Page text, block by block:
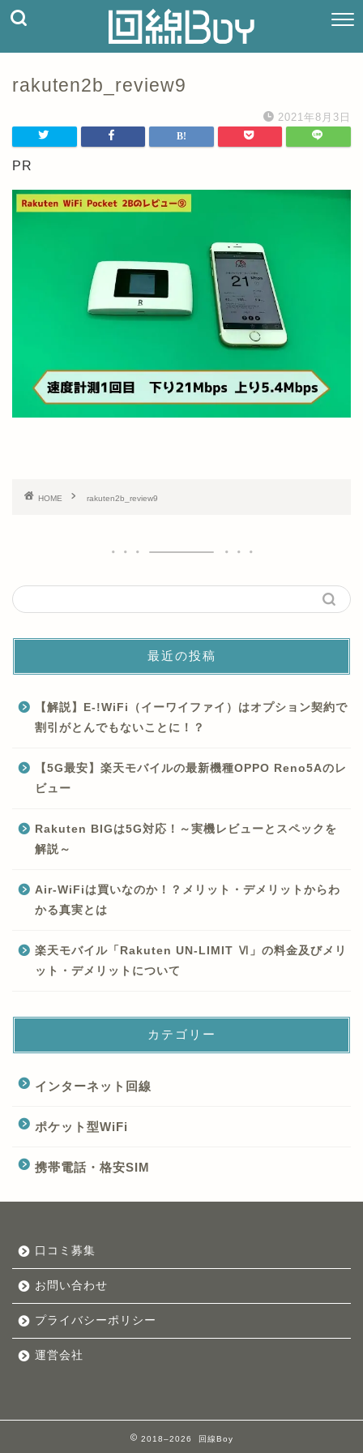
rakuten2b_review9
2021年8月3日
HOME rakuten2b_review9
最近の投稿
【解説】E-!WiFi（イーワイファイ）はオプション契約で
割引がとんでもないことに！？
【5G最安】楽天モバイルの最新機種OPPO Reno5Aのレ
ビュー
Rakuten BIGは5G対応！～実機レビューとスペックを
解説～
Air-WiFiは買いなのか！？メリット・デメリットからわ
かる真実とは
楽天モバイル「Rakuten UN-LIMIT Ⅵ」の料金及びメリ
ット・デメリットについて
カテゴリー
インターネット回線
ポケット型WiFi
携帯電話・格安SIM
口コミ募集
お問い合わせ
プライバシーポリシー
運営会社
2018–2026 回線Boy